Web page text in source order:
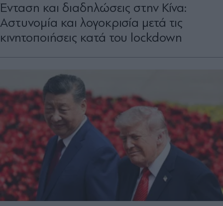
Ένταση και διαδηλώσεις στην Κίνα:
Αστυνομία και λογοκρισία μετά τις
κινητοποιήσεις κατά του lockdown